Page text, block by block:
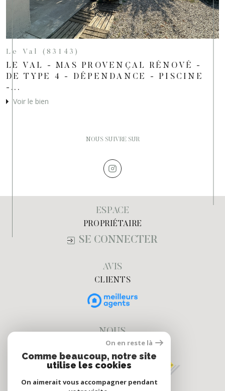
Le Val (83143)
LE VAL - MAS PROVENÇAL RÉNOVÉ -
DE TYPE 4 - DÉPENDANCE - PISCINE
-...
Voir le bien
NOUS SUIVRE SUR
ESPACE
PROPRIÉTAIRE
SE CONNECTER
AVIS
CLIENTS
NOUS
ADHÉRONS
On en reste là
Comme beaucoup, notre site
utilise les cookies
On aimerait vous accompagner pendant